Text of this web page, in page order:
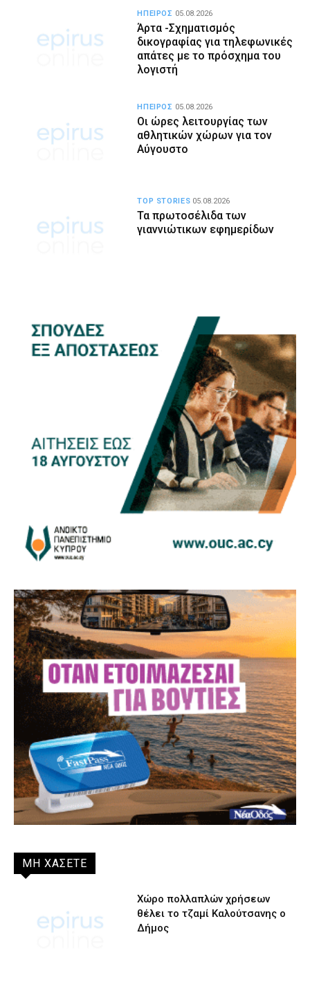
Άρτα -Σχηματισμός
δικογραφίας για τηλεφωνικές
απάτες με το πρόσχημα του
λογιστή
ΗΠΕΙΡΟΣ 05.08.2026
Οι ώρες λειτουργίας των
αθλητικών χώρων για τον
Αύγουστο
ΗΠΕΙΡΟΣ 05.08.2026
Τα πρωτοσέλιδα των
γιαννιώτικων εφημερίδων
TOP STORIES 05.08.2026
ΜΗ ΧΑΣΕΤΕ
Χώρο πολλαπλών χρήσεων
θέλει το τζαμί Καλούτσανης ο
Δήμος